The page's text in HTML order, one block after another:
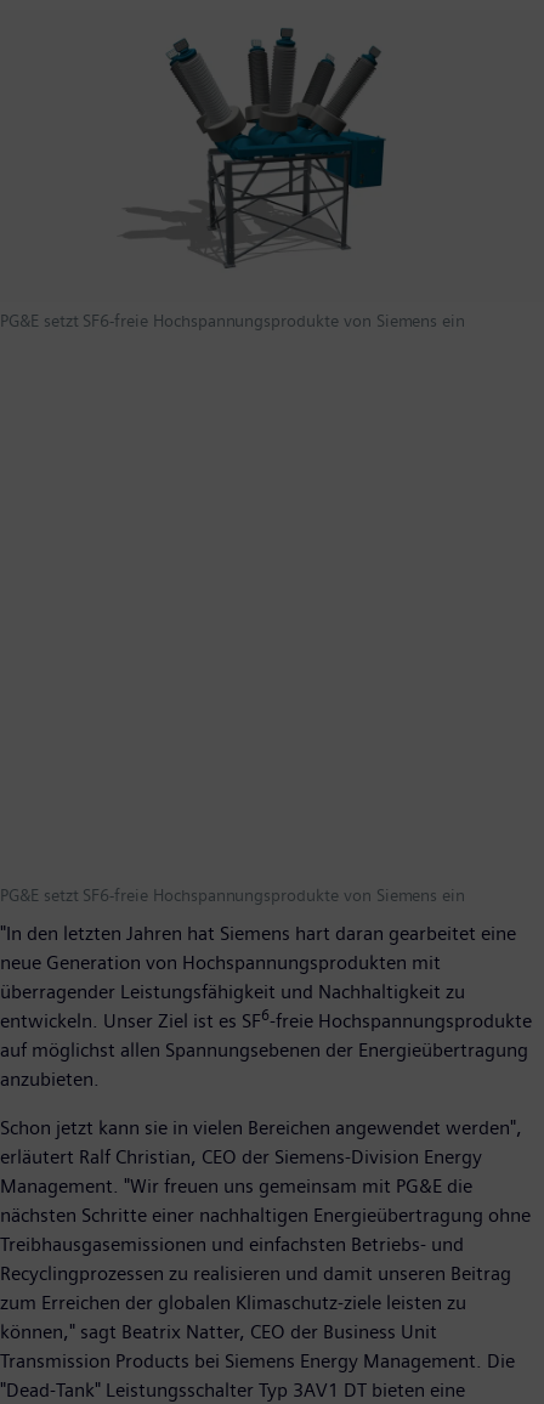
PG&E setzt SF6-freie Hochspannungsprodukte von Siemens ein
PG&E setzt SF6-freie Hochspannungsprodukte von Siemens ein
"In den letzten Jahren hat Siemens hart daran gearbeitet eine
neue Generation von Hochspannungsprodukten mit
überragender Leistungsfähigkeit und Nachhaltigkeit zu
entwickeln. Unser Ziel ist es SF6-freie Hochspannungsprodukte
auf möglichst allen Spannungsebenen der Energieübertragung
anzubieten.
Schon jetzt kann sie in vielen Bereichen angewendet werden",
erläutert Ralf Christian, CEO der Siemens-Division Energy
Management. "Wir freuen uns gemeinsam mit PG&E die
nächsten Schritte einer nachhaltigen Energieübertragung ohne
Treibhausgasemissionen und einfachsten Betriebs- und
Recyclingprozessen zu realisieren und damit unseren Beitrag
zum Erreichen der globalen Klimaschutz-ziele leisten zu
können," sagt Beatrix Natter, CEO der Business Unit
Transmission Products bei Siemens Energy Management. Die
"Dead-Tank" Leistungsschalter Typ 3AV1 DT bieten eine